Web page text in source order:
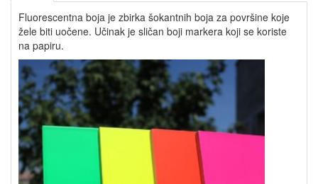
Fluorescentna boja je zbirka šokantnih boja za površine koje
žele biti uočene. Učinak je sličan boji markera koji se koriste
na papiru.